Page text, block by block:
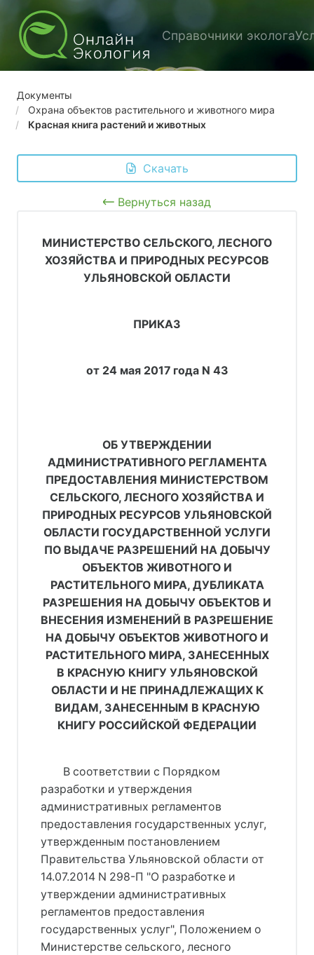
Справочники эколога
Документы
Охрана объектов растительного и животного мира
Красная книга растений и животных
Скачать
Вернуться назад
МИНИСТЕРСТВО СЕЛЬСКОГО, ЛЕСНОГО
ХОЗЯЙСТВА И ПРИРОДНЫХ РЕСУРСОВ
УЛЬЯНОВСКОЙ ОБЛАСТИ
ПРИКАЗ
от 24 мая 2017 года N 43
ОБ УТВЕРЖДЕНИИ
АДМИНИСТРАТИВНОГО РЕГЛАМЕНТА
ПРЕДОСТАВЛЕНИЯ МИНИСТЕРСТВОМ
СЕЛЬСКОГО, ЛЕСНОГО ХОЗЯЙСТВА И
ПРИРОДНЫХ РЕСУРСОВ УЛЬЯНОВСКОЙ
ОБЛАСТИ ГОСУДАРСТВЕННОЙ УСЛУГИ
ПО ВЫДАЧЕ РАЗРЕШЕНИЙ НА ДОБЫЧУ
ОБЪЕКТОВ ЖИВОТНОГО И
РАСТИТЕЛЬНОГО МИРА, ДУБЛИКАТА
РАЗРЕШЕНИЯ НА ДОБЫЧУ ОБЪЕКТОВ И
ВНЕСЕНИЯ ИЗМЕНЕНИЙ В РАЗРЕШЕНИЕ
НА ДОБЫЧУ ОБЪЕКТОВ ЖИВОТНОГО И
РАСТИТЕЛЬНОГО МИРА, ЗАНЕСЕННЫХ
В КРАСНУЮ КНИГУ УЛЬЯНОВСКОЙ
ОБЛАСТИ И НЕ ПРИНАДЛЕЖАЩИХ К
ВИДАМ, ЗАНЕСЕННЫМ В КРАСНУЮ
КНИГУ РОССИЙСКОЙ ФЕДЕРАЦИИ
В соответствии с Порядком
разработки и утверждения
административных регламентов
предоставления государственных услуг,
утвержденным постановлением
Правительства Ульяновской области от
14.07.2014 N 298-П "О разработке и
утверждении административных
регламентов предоставления
государственных услуг", Положением о
Министерстве сельского, лесного